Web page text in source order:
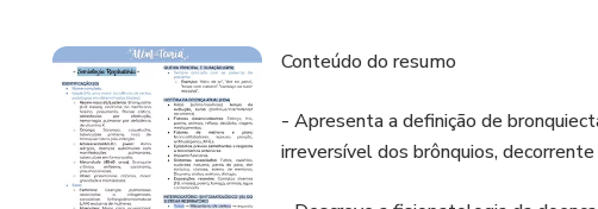
Conteúdo do resumo
- Apresenta a definição de
irreversível dos brônquios,